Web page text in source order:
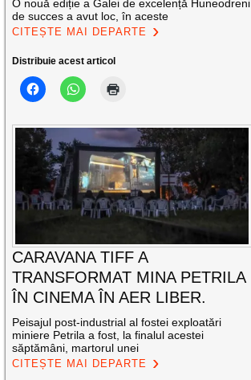
O nouă ediție a Galei de excelență Huneodreni
de succes a avut loc, în aceste
CITEȘTE MAI DEPARTE
Distribuie acest articol
CARAVANA TIFF A
TRANSFORMAT MINA PETRILA
ÎN CINEMA ÎN AER LIBER.
Peisajul post-industrial al fostei exploatări
miniere Petrila a fost, la finalul acestei
săptămâni, martorul unei
CITEȘTE MAI DEPARTE